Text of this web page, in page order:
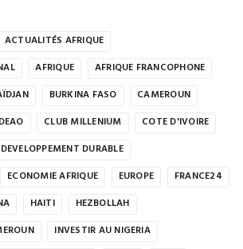
ACTUALITÉS AFRIQUE
AFRIQUE
AFRIQUE FRANCOPHONE
BURKINA FASO
CAMEROUN
CLUB MILLENIUM
COTE D'IVOIRE
DEVELOPPEMENT DURABLE
ECONOMIE AFRIQUE EUROPE
FRANCE24
HAITI
HEZBOLLAH
INVESTIR AU NIGERIA